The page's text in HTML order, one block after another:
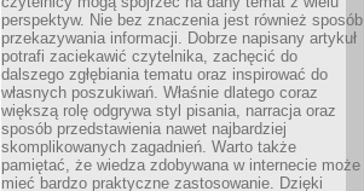
perspektyw. Nie bez znaczenia jest również sposób
przekazywania informacji. Dobrze napisany artykuł
potrafi zaciekawić czytelnika, zachęcić do
dalszego zgłębiania tematu oraz inspirować do
własnych poszukiwań. Właśnie dlatego coraz
większą rolę odgrywa styl pisania, narracja oraz
sposób przedstawienia nawet najbardziej
skomplikowanych zagadnień. Warto także
pamiętać, że wiedza zdobywana w internecie może
mieć bardzo praktyczne zastosowanie. Dzięki